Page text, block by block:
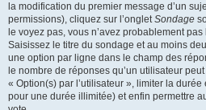
la modification du premier message d’un
permissions), cliquez sur l’ongletSondage
le voyez pas, vous n’avez probablement
Saisissez le titre du sondage et au moins
une option par ligne dans le champ des
le nombre de réponses qu’un utilisateur
« Option(s) par l’utilisateur », limiter la
pour une durée illimitée) et enfin permettre